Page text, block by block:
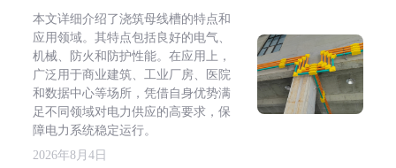
本文详细介绍了浇筑母线槽的特点和
应用领域。其特点包括良好的电气、
机械、防火和防护性能。在应用上，
广泛用于商业建筑、工业厂房、医院
和数据中心等场所，凭借自身优势满
足不同领域对电力供应的高要求，保
障电力系统稳定运行。
2026年8月4日